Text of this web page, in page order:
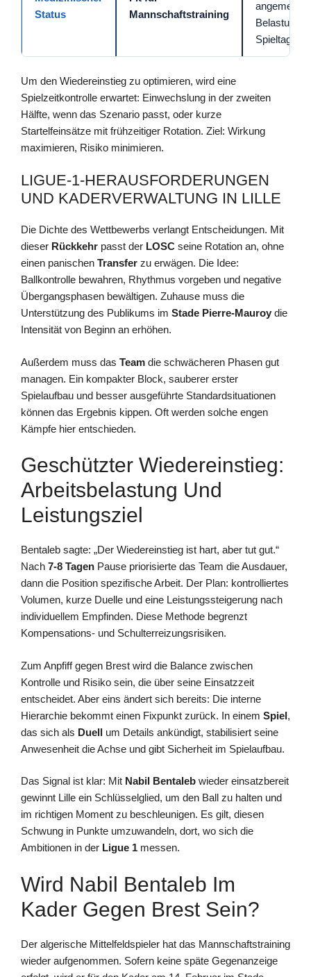
Status
Mannschaftstraining
Belastung
Spieltag.
Um den Wiedereinstieg zu optimieren, wird eine
Spielzeitkontrolle erwartet: Einwechslung in der zweiten
Hälfte, wenn das Szenario passt, oder kurze
Startelfeinsätze mit frühzeitiger Rotation. Ziel: Wirkung
maximieren, Risiko minimieren.
LIGUE-1-HERAUSFORDERUNGEN
UND KADERVERWALTUNG IN LILLE
Die Dichte des Wettbewerbs verlangt Entscheidungen. Mit
dieser Rückkehr passt der LOSC seine Rotation an, ohne
einen panischen Transfer zu erwägen. Die Idee:
Ballkontrolle bewahren, Rhythmus vorgeben und negative
Übergangsphasen bewältigen. Zuhause muss die
Unterstützung des Publikums im Stade Pierre-Mauroy die
Intensität von Beginn an erhöhen.
Außerdem muss das Team die schwächeren Phasen gut
managen. Ein kompakter Block, sauberer erster
Spielaufbau und besser ausgeführte Standardsituationen
können das Ergebnis kippen. Oft werden solche engen
Kämpfe hier entschieden.
Geschützter Wiedereinstieg:
Arbeitsbelastung Und
Leistungsziel
Bentaleb sagte: „Der Wiedereinstieg ist hart, aber tut gut.“
Nach 7-8 Tagen Pause priorisierte das Team die Ausdauer,
dann die Position spezifische Arbeit. Der Plan: kontrolliertes
Volumen, kurze Duelle und eine Leistungssteigerung nach
individuellem Empfinden. Diese Methode begrenzt
Kompensations- und Schulterreizungsrisiken.
Zum Anpfiff gegen Brest wird die Balance zwischen
Kontrolle und Risiko sein, die über seine Einsatzzeit
entscheidet. Aber eins ändert sich bereits: Die interne
Hierarchie bekommt einen Fixpunkt zurück. In einem Spiel,
das sich als Duell um Details ankündigt, stabilisiert seine
Anwesenheit die Achse und gibt Sicherheit im Spielaufbau.
Das Signal ist klar: Mit Nabil Bentaleb wieder einsatzbereit
gewinnt Lille ein Schlüsselglied, um den Ball zu halten und
im richtigen Moment zu beschleunigen. Es gilt, diesen
Schwung in Punkte umzuwandeln, dort, wo sich die
Ambitionen in der Ligue 1 messen.
Wird Nabil Bentaleb Im
Kader Gegen Brest Sein?
Der algerische Mittelfeldspieler hat das Mannschaftstraining
wieder aufgenommen. Sofern keine späte Gegenanzeige